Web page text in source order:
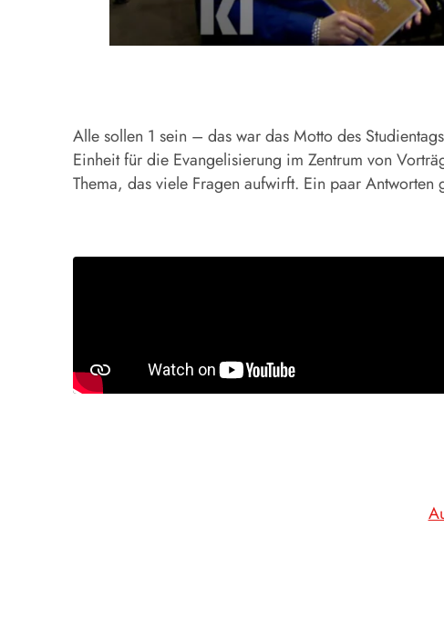
Alle sollen 1 sein – das war das Motto des
Einheit für die Evangelisierung im Zentrum von
Thema, das viele Fragen aufwirft. Ein paar Antworten